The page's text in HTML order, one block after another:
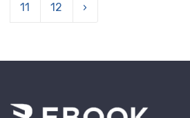
11 12 ›